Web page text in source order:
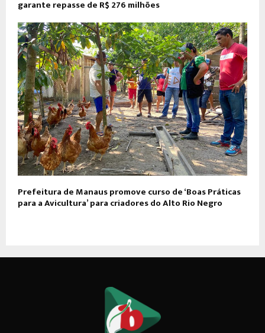
garante repasse de R$ 276 milhões
Prefeitura de Manaus promove curso de ‘Boas Práticas
para a Avicultura’ para criadores do Alto Rio Negro